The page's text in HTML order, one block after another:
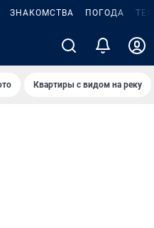
ЗНАКОМСТВА ПОГОДА
Квартиры с видом на реку